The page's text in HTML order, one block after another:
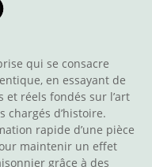
qui se consacre
en essayant de
réels fondés sur l’art
chargés d’histoire.
rapide d’une pièce
maintenir un effet
grâce à des